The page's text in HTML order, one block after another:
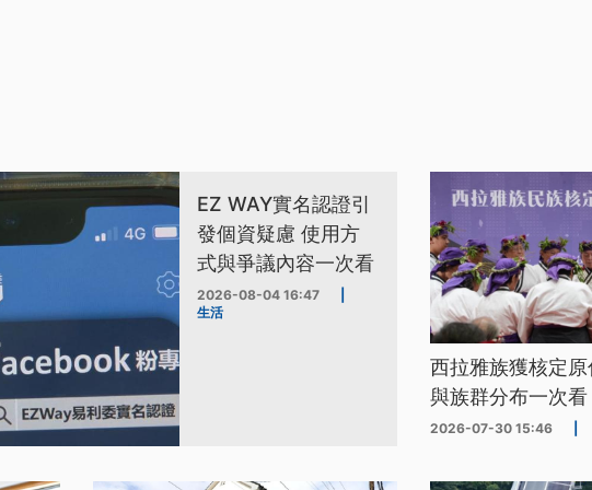
EZ WAY實名認證引
發個資疑慮 使用方
式與爭議內容一次看
2026-08-04 16:47
生活
西拉雅族獲核定
與族群分布一次看
2026-07-30 15:46